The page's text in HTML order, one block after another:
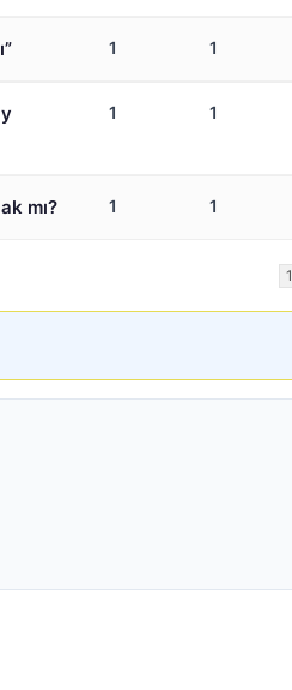
1 1
1 1
mı? 1 1
1